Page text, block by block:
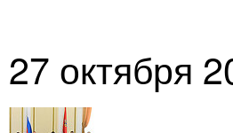
27 октября